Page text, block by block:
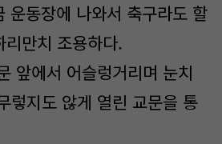
운동장에 나와서 축구라도 할
만치 조용하다.
앞에서 어슬렁거리며 눈치
렇지도 않게 열린 교문을 통